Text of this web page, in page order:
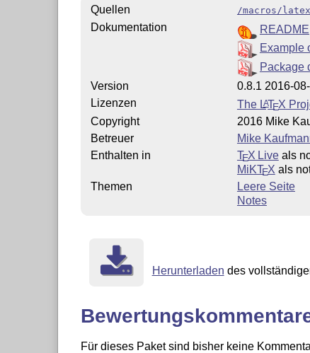
Quellen /macros/
Dokumentation
README
Example
Package
Version
0.8.1 2016-
Lizenzen
The LATEX
Copyright
2016 Mike
Betreuer
Mike
Enthalten in
TEX Liveals
MiKTEX als
Themen
Leere Seite
Notes
Herunterladen des
Für dieses Paket sind bisher keine